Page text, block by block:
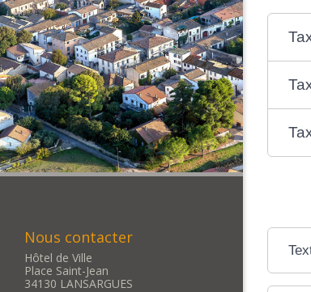
Nous contacter
Hôtel de Ville
Place Saint-Jean
34130 LANSARGUES